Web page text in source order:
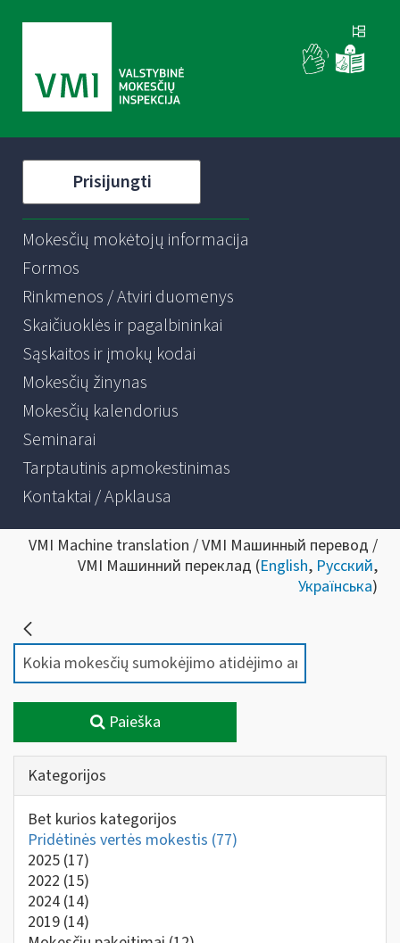
Prisijungti
Mokesčių mokėtojų informacija
Formos
Rinkmenos / Atviri duomenys
Skaičiuoklės ir pagalbininkai
Sąskaitos ir įmokų kodai
Mokesčių žinynas
Mokesčių kalendorius
Seminarai
Tarptautinis apmokestinimas
Kontaktai / Apklausa
VMI Machine translation / VMI Машинный перевод /
VMI Машинний переклад (English, Русский,
Українська)
Paieška
Kategorijos
Bet kurios kategorijos
Pridėtinės vertės mokestis (77)
2025 (17)
2022 (15)
2024 (14)
2019 (14)